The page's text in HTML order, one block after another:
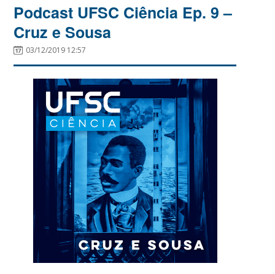
Podcast UFSC Ciência Ep. 9 –
Cruz e Sousa
03/12/2019 12:57